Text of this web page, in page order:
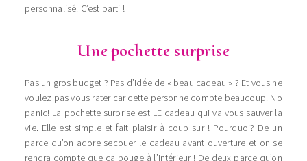
personnalisé. C’est parti !
Une pochette surprise
Pas un gros budget ? Pas d’idée de « beau cadeau » ? Et vous ne
voulez pas vous rater car cette personne compte beaucoup. No
panic! La pochette surprise est LE cadeau qui va vous sauver la
vie. Elle est simple et fait plaisir à coup sur ! Pourquoi? De un
parce qu’on adore secouer le cadeau avant ouverture et on se
rendra compte que ça bouge à l’intérieur ! De deux parce qu’on